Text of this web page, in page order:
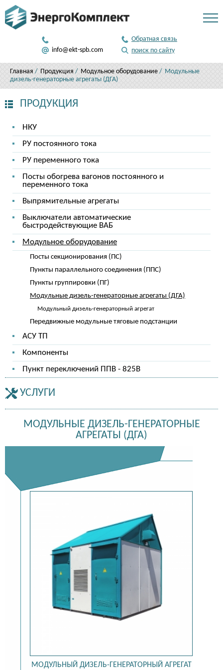
Обратная связь
info@ekt-spb.com
поиск по сайту
Главная / Продукция / Модульное оборудование / Модульные
дизель-генераторные агрегаты (ДГА)
ПРОДУКЦИЯ
НКУ
РУ постоянного тока
РУ переменного тока
Посты обогрева вагонов постоянного и
переменного тока
Выпрямительные агрегаты
Выключатели автоматические
быстродействующие ВАБ
Модульное оборудование
Посты секционирования (ПС)
Пункты параллельного соединения (ППС)
Пункты группировки (ПГ)
Модульные дизель-генераторные агрегаты (ДГА)
Модульный дизель-генераторный агрегат
Передвижные модульные тяговые подстанции
АСУ ТП
Компоненты
Пункт переключений ППВ - 825В
УСЛУГИ
МОДУЛЬНЫЕ ДИЗЕЛЬ-ГЕНЕРАТОРНЫЕ
АГРЕГАТЫ (ДГА)
МОДУЛЬНЫЙ ДИЗЕЛЬ-ГЕНЕРАТОРНЫЙ АГРЕГАТ